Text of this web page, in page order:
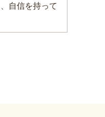
自信を持って